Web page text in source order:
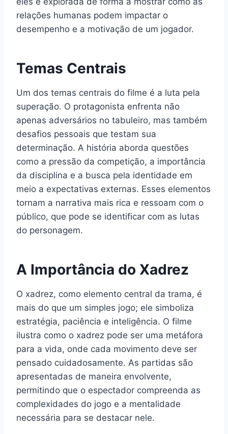
relações humanas podem impactar o
desempenho e a motivação de um jogador.
Temas Centrais
Um dos temas centrais do filme é a luta pela
superação. O protagonista enfrenta não
apenas adversários no tabuleiro, mas também
desafios pessoais que testam sua
determinação. A história aborda questões
como a pressão da competição, a importância
da disciplina e a busca pela identidade em
meio a expectativas externas. Esses elementos
tornam a narrativa mais rica e ressoam com o
público, que pode se identificar com as lutas
do personagem.
A Importância do Xadrez
O xadrez, como elemento central da trama, é
mais do que um simples jogo; ele simboliza
estratégia, paciência e inteligência. O filme
ilustra como o xadrez pode ser uma metáfora
para a vida, onde cada movimento deve ser
pensado cuidadosamente. As partidas são
apresentadas de maneira envolvente,
permitindo que o espectador compreenda as
complexidades do jogo e a mentalidade
necessária para se destacar nele.